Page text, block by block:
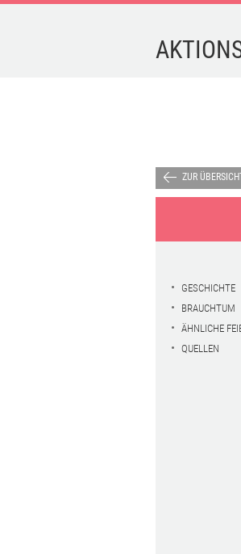
DOWNLOAD
TERMINE
IMPRESSUM
ZUR
GESCHICHTE
BRAUCHTUM
ÄHNLICHE
QUELLEN